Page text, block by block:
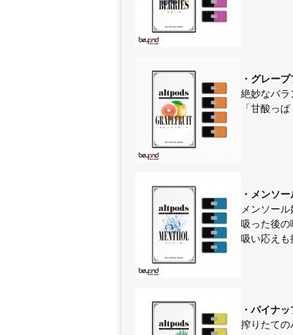
・グレー
絶妙なバラ
「甘酸っ
・メンソ
メンソー
吸った後の
吸い応え
・パイナ
搾りたての